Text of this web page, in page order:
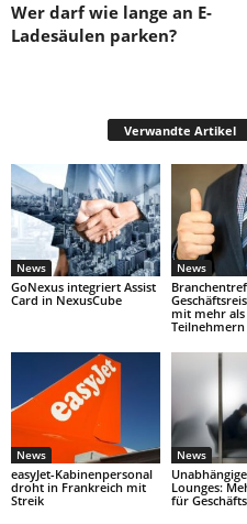
Wer darf wie lange an E-
Ladesäulen parken?
Verwandte Artikel
News
GoNexus integriert Assist
Card in NexusCube
News
mit mehr als
News
easyJet-Kabinenpersonal
droht in Frankreich mit
Streik
News
Lounges:
für